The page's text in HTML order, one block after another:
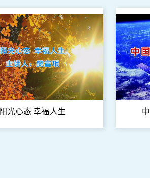
阳光心态 幸福人生